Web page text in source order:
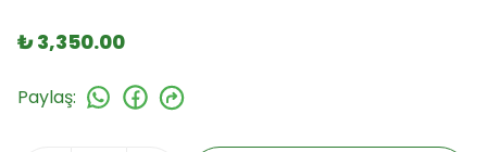
₺ 3,350.00
Paylaş: